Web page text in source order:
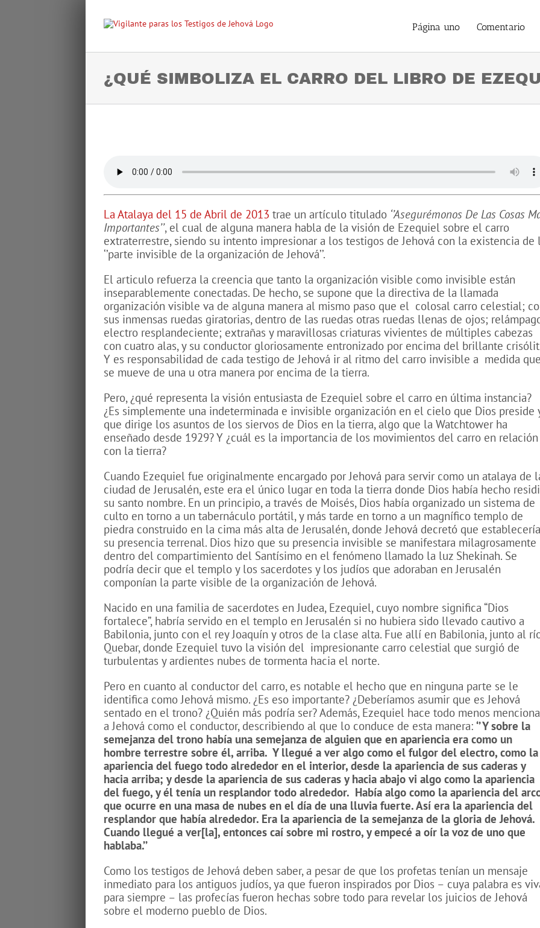
Página uno Comentario
¿QUÉ SIMBOLIZA EL CARRO DEL LIBRO DE
La Atalaya del 15 de Abril de 2013 trae un artículo titulado ‘’Asegurémonos De Las Cosas
Importantes’’, el cual de alguna manera habla de la visión de Ezequiel sobre el carro
extraterrestre, siendo su intento impresionar a los testigos de Jehová con la existencia de
‘’parte invisible de la organización de Jehová’’.
El articulo refuerza la creencia que tanto la organización visible como invisible están
inseparablemente conectadas. De hecho, se supone que la directiva de la llamada
organización visible va de alguna manera al mismo paso que el colosal carro celestial;
sus inmensas ruedas giratorias, dentro de las ruedas otras ruedas llenas de ojos;
electro resplandeciente; extrañas y maravillosas criaturas vivientes de múltiples cabezas
con cuatro alas, y su conductor gloriosamente entronizado por encima del brillante
Y es responsabilidad de cada testigo de Jehová ir al ritmo del carro invisible a medida
se mueve de una u otra manera por encima de la tierra.
Pero, ¿qué representa la visión entusiasta de Ezequiel sobre el carro en última instancia?
¿Es simplemente una indeterminada e invisible organización en el cielo que Dios preside
que dirige los asuntos de los siervos de Dios en la tierra, algo que la Watchtower ha
enseñado desde 1929? Y ¿cuál es la importancia de los movimientos del carro en relación
con la tierra?
Cuando Ezequiel fue originalmente encargado por Jehová para servir como un atalaya de
ciudad de Jerusalén, este era el único lugar en toda la tierra donde Dios había hecho
su santo nombre. En un principio, a través de Moisés, Dios había organizado un sistema de
culto en torno a un tabernáculo portátil, y más tarde en torno a un magnífico templo de
piedra construido en la cima más alta de Jerusalén, donde Jehová decretó que establecería
su presencia terrenal. Dios hizo que su presencia invisible se manifestara milagrosamente
dentro del compartimiento del Santísimo en el fenómeno llamado la luz Shekinah. Se
podría decir que el templo y los sacerdotes y los judíos que adoraban en Jerusalén
componían la parte visible de la organización de Jehová.
Nacido en una familia de sacerdotes en Judea, Ezequiel, cuyo nombre significa “Dios
fortalece”, habría servido en el templo en Jerusalén si no hubiera sido llevado cautivo a
Babilonia, junto con el rey Joaquín y otros de la clase alta. Fue allí en Babilonia, junto al
Quebar, donde Ezequiel tuvo la visión del impresionante carro celestial que surgió de
turbulentas y ardientes nubes de tormenta hacia el norte.
Pero en cuanto al conductor del carro, es notable el hecho que en ninguna parte se le
identifica como Jehová mismo. ¿Es eso importante? ¿Deberíamos asumir que es Jehová
sentado en el trono? ¿Quién más podría ser? Además, Ezequiel hace todo menos
a Jehová como el conductor, describiendo al que lo conduce de esta manera: ‘’Y sobre la
semejanza del trono había una semejanza de alguien que en apariencia era como un
hombre terrestre sobre él, arriba. Y llegué a ver algo como el fulgor del electro, como la
apariencia del fuego todo alrededor en el interior, desde la apariencia de sus caderas y
hacia arriba; y desde la apariencia de sus caderas y hacia abajo vi algo como la apariencia
del fuego, y él tenía un resplandor todo alrededor. Había algo como la apariencia del
que ocurre en una masa de nubes en el día de una lluvia fuerte. Así era la apariencia del
resplandor que había alrededor. Era la apariencia de la semejanza de la gloria de Jehová.
Cuando llegué a ver[la], entonces caí sobre mi rostro, y empecé a oír la voz de uno que
hablaba.’’
Como los testigos de Jehová deben saber, a pesar de que los profetas tenían un mensaje
inmediato para los antiguos judíos, ya que fueron inspirados por Dios – cuya palabra es
para siempre – las profecías fueron hechas sobre todo para revelar los juicios de Jehová
sobre el moderno pueblo de Dios.